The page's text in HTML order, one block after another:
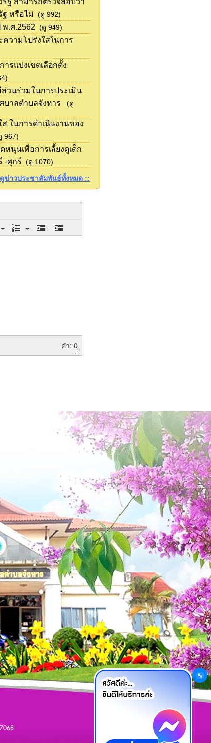
รัฐ สามารถตรวจสอบว่า
ฐ หรือไม่ (ดู 992)
พ.ศ.2562 (ดู 949)
วามโปร่งใสในการ
รแบ่งเขตเลือกตั้ง
วนร่วมในการประเมิน
บาลตำบลจังหาร
(ดู
ในการดำเนินงานของ
967)
หนุนเพื่อการเลี้ยงดูเด็ก
-ศุกร์ (ดู 1070)
ข่าวประชาสัมพันธ์ทั้งหมด ::
คำ: 0
เว็บมาสเตอร์